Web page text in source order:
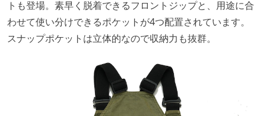
トも登場。素早く脱着できるフロントジップと、用途に合
わせて使い分けできるポケットが4つ配置されています。
スナップポケットは立体的なので収納力も抜群。